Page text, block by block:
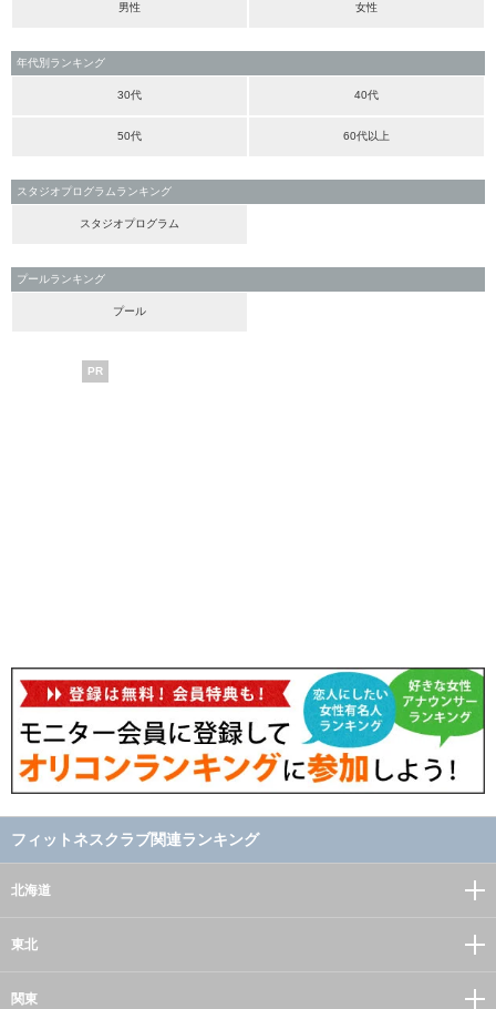
男性 女性
年代別ランキング
30代 40代
50代 60代以上
スタジオプログラムランキング
スタジオプログラム
プールランキング
プール
PR
フィットネスクラブ関連ランキング
北海道
東北
関東